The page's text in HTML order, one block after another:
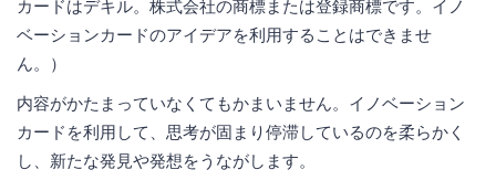
カードはデキル。株式会社の商標または登録商標です。イノ
ベーションカードのアイデアを利用することはできませ
ん。）
内容がかたまっていなくてもかまいません。イノベーション
カードを利用して、思考が固まり停滞しているのを柔らかく
し、新たな発見や発想をうながします。